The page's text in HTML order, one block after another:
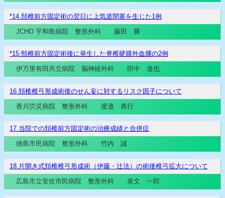
*14.頚椎前方固定術の翌日に上気道閉塞を生じた1例
JCHO 宇和島病院 整形外科 藤田 勝
*15.頸椎前方固定術後に発生した脊椎硬膜外血腫の2例
伊万里有田共立病院 脳神経外科 田中 達也
16.頚椎椎弓形成術後のせん妄に対するリスク因子について
香川労災病院 整形外科 渡邉 典行
17.当院での頚椎前方固定術の治療成績と合併症
徳島市民病院 整形外科 竹内 誠
18.片開き式頚椎椎弓形成術（伊藤・辻法）の術後椎弓拡大について
広島市立安佐市民病院 整形外科 泉文 一郎